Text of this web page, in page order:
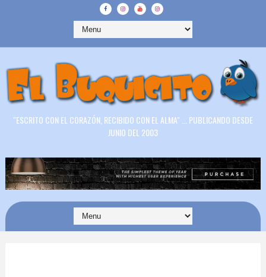
"ESCRITO CON EL CORAZÓN, RECIBIDO CON EL ALMA" ... PUBLICANDO DESDE
JUNIO DEL 2003